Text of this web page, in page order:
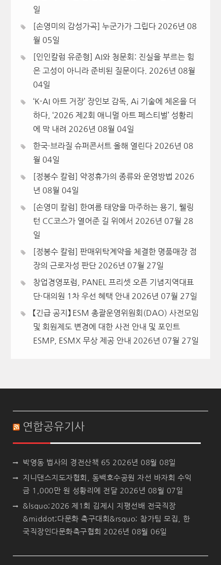
일
[손영미의 감성가곡] 누군가가 그립다 2026년 08
월 05일
[인인칼럼 유준형] AI와 청문회: 진실을 부르는 힘
은 고성이 아니라 준비된 질문이다.
2026년 08월
04일
‘K-AI 아트 거장’ 장인보 감독, Ai 기술에 체온을 더
하다, ‘2026 제2회 애니멀 아트 페스티벌’ 성황리
에 막 내려 2026년 08월 04일
한국·브라질 슈퍼콘서트 올해 열린다 2026년 08
월 04일
[정봉수 칼럼] 약정휴가의 종류와 운영방법 2026
년 08월 04일
[손영미 칼럼] 한여름 태양을 마주하는 용기, 웰링
턴 CC코스가 열어준 길 위에서 2026년 07월 28
일
[정봉수 칼럼] 판매위탁계약을 체결한 명품매장 점
장의 근로자성 판단 2026년 07월 27일
창업경영포럼, PANEL 프리셋 오픈 기념지역대표
단·대의원 1차 우선 혜택 안내 2026년 07월 27일
【긴급 공지】 ESM 총괄운영위원회(DAO) 사전모임
및 회원제도 변경에 대한 사전 안내 및 포인트
ESMP, ESMX 무상 제공 안내 2026년 07월 27일
연합공유기사
박영동 법사의 경전산책 65 2026년 08월 08일
지니댄스지도자협회, 동백호수공원 자선 바자회 수익
금 1,000만 원 성황리에 전달 2026년 08월 07일
&lsquo;2026 제1회 김제시 지평선배 전국직장
&middot;다문화 축구대회&rsquo; 참가팀 모집, 한
국직장인다문화축구협회 2026년 08월 06일